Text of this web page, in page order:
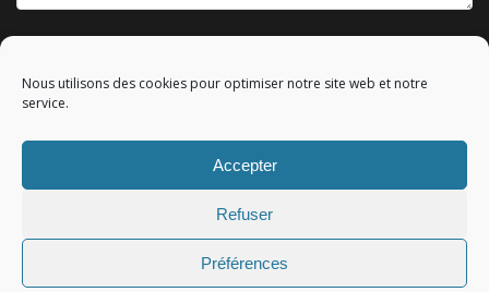
Nous utilisons des cookies pour optimiser notre site web et notre
service.
Accepter
Refuser
Préférences
Mentions légales|All rights reserved - Tous droits